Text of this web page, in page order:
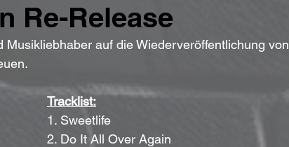
Re-Release
auf die Wiederveröffentlichung von
Tracklist:
1. Sweetlife
2. Do It All Over Again